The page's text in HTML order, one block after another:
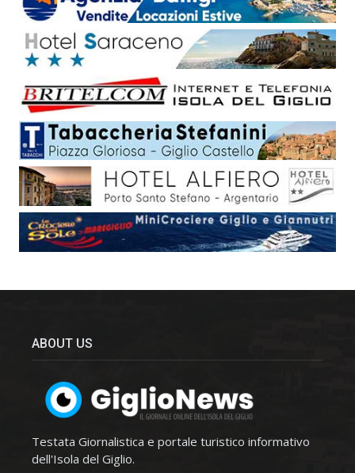
ABOUT US
Testata Giornalistica e portale turistico informativo
dell'Isola del Giglio.